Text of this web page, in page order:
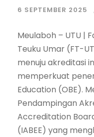
6 SEPTEMBER 2025
Meulaboh – UTU |
Teuku Umar (FT-
menuju akreditasi
memperkuat
Education (OBE).
Pendampingan
Accreditation
(IABEE) yang